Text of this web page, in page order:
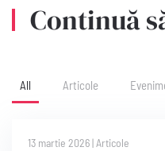
Continuă
All Articole
13 martie 2026|Articole